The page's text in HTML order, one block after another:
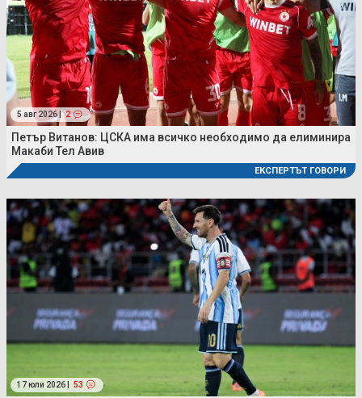
5 авг 2026 | 2
Петър Витанов: ЦСКА има всичко необходимо да елиминира
Макаби Тел Авив
ЕКСПЕРТЪТ ГОВОРИ
17 юли 2026 | 53